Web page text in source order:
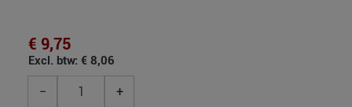
€ 9,75
Excl. btw: € 8,06
− +